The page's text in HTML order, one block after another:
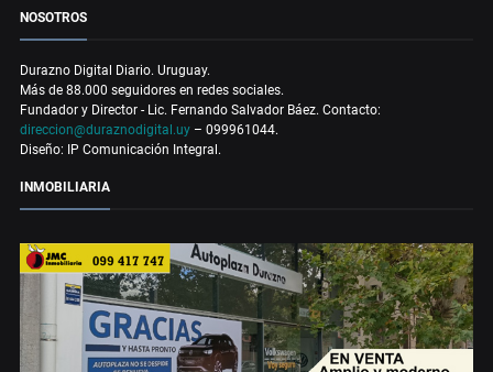
NOSOTROS
Durazno Digital Diario. Uruguay.
Más de 88.000 seguidores en redes sociales.
Fundador y Director - Lic. Fernando Salvador Báez. Contacto:
direccion@duraznodigital.uy – 099961044.
Diseño: IP Comunicación Integral.
INMOBILIARIA